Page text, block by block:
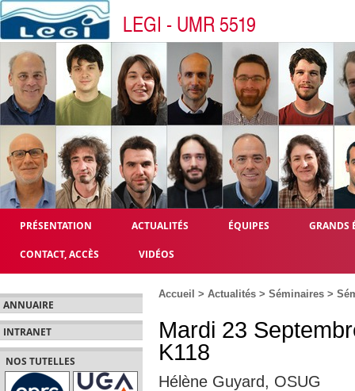
LEGI - UMR 5519
PRÉSENTATION ACTUALITÉS ÉQUIPES GRANDS
CONTACT, ACCÈS VIDÉOS
ANNUAIRE
INTRANET
NOS TUTELLES
Accueil > Actualités > Séminaires >
Mardi 23
K118
Hélène Guyard, OSUG